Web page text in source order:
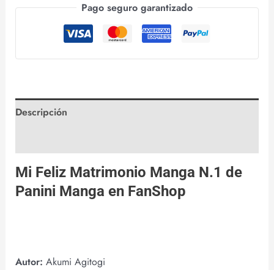
Pago seguro garantizado
Descripción
Mi Feliz Matrimonio Manga N.1 de
Panini Manga en FanShop
Autor: Akumi Agitogi